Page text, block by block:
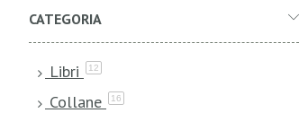
CATEGORIA
Libri 12
Collane 16